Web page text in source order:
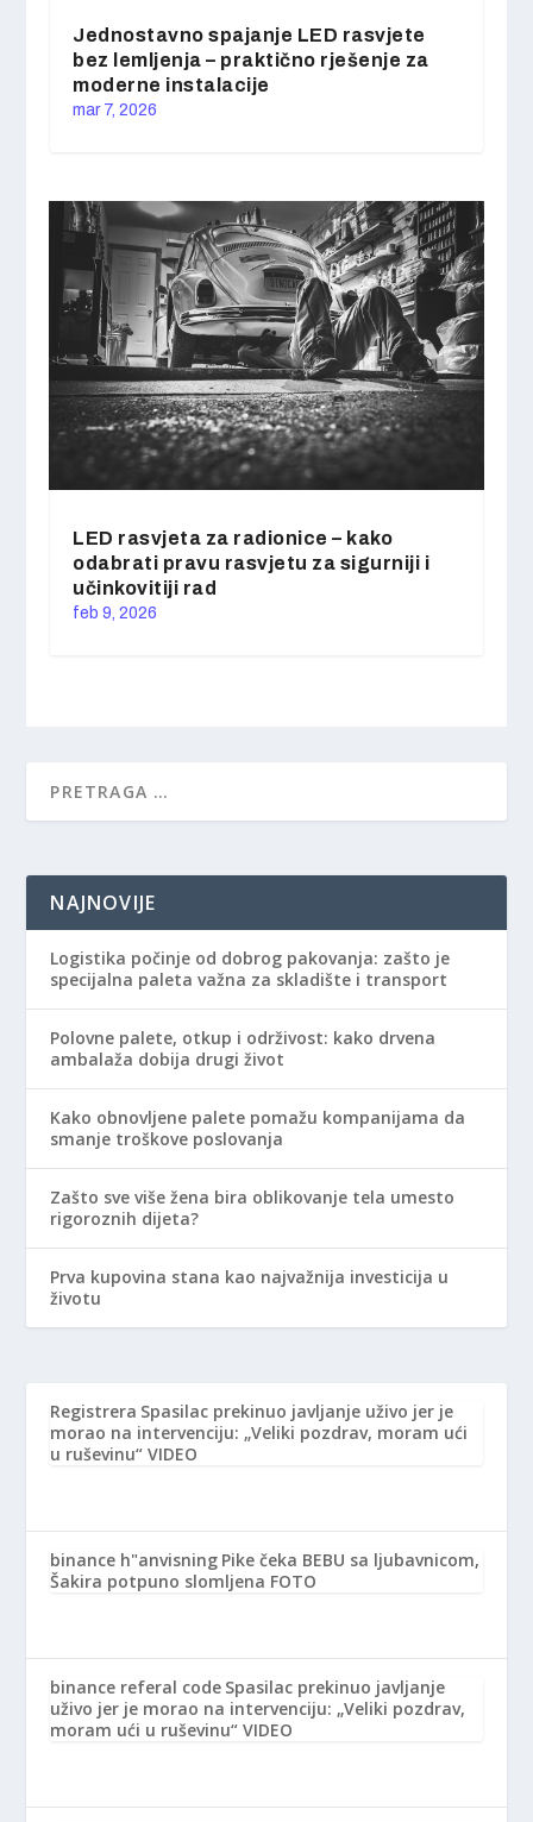
Jednostavno spajanje LED rasvjete
bez lemljenja – praktično rješenje za
moderne instalacije
mar 7, 2026
LED rasvjeta za radionice – kako
odabrati pravu rasvjetu za sigurniji i
učinkovitiji rad
feb 9, 2026
NAJNOVIJE
Logistika počinje od dobrog pakovanja: zašto je
specijalna paleta važna za skladište i transport
Polovne palete, otkup i održivost: kako drvena
ambalaža dobija drugi život
Kako obnovljene palete pomažu kompanijama da
smanje troškove poslovanja
Zašto sve više žena bira oblikovanje tela umesto
rigoroznih dijeta?
Prva kupovina stana kao najvažnija investicija u
životu
Registrera Spasilac prekinuo javljanje uživo jer je
morao na intervenciju: „Veliki pozdrav, moram ući
u ruševinu“ VIDEO
binance h"anvisning Pike čeka BEBU sa ljubavnicom,
Šakira potpuno slomljena FOTO
binance referal code Spasilac prekinuo javljanje
uživo jer je morao na intervenciju: „Veliki pozdrav,
moram ući u ruševinu“ VIDEO